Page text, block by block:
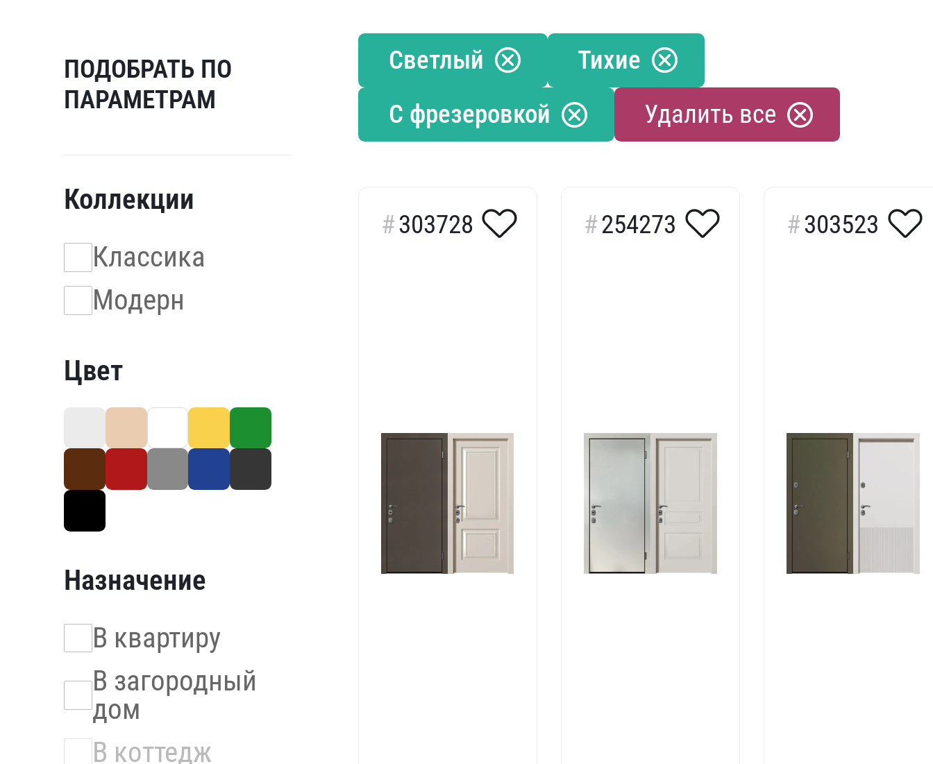
ПОДОБРАТЬ ПО
ПАРАМЕТРАМ
Коллекции
Классика
Модерн
Цвет
Назначение
В квартиру
В загородный
дом
В коттедж
Светлый
Тихие
С фрезеровкой
Удалить все
303728 254273 303523